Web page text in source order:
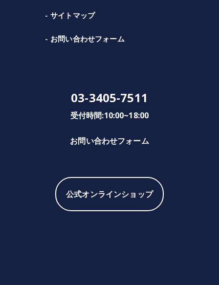
サイトマップ
お問い合わせフォーム
03-3405-7511
受付時間:10:00~18:00
お問い合わせフォーム
公式オンラインショップ